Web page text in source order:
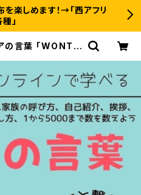
楽しめます！→「西アフリ
」
の言葉 「WONTA
編 | 〈INUWALI
フリカ〉ギニア発
ション＆ジャンベの
ンストア